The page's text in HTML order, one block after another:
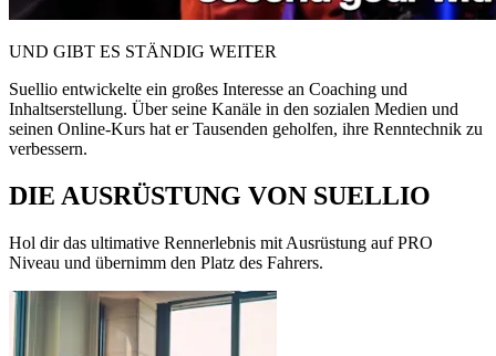
UND GIBT ES STÄNDIG WEITER
Suellio entwickelte ein großes Interesse an Coaching und
Inhaltserstellung. Über seine Kanäle in den sozialen Medien und
seinen Online-Kurs hat er Tausenden geholfen, ihre Renntechnik zu
verbessern.
DIE AUSRÜSTUNG VON SUELLIO
Hol dir das ultimative Rennerlebnis mit Ausrüstung auf PRO
Niveau und übernimm den Platz des Fahrers.